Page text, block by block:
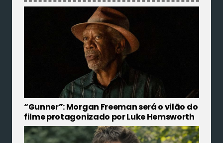
“Gunner”: Morgan Freeman será o vilão do
filme protagonizado por Luke Hemsworth